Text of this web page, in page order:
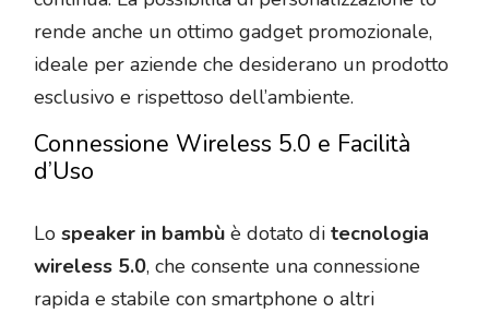
rende anche un ottimo gadget promozionale,
ideale per aziende che desiderano un prodotto
esclusivo e rispettoso dell’ambiente.
Connessione Wireless 5.0 e Facilità
d’Uso
Lo speaker in bambù è dotato di tecnologia
wireless 5.0, che consente una connessione
rapida e stabile con smartphone o altri